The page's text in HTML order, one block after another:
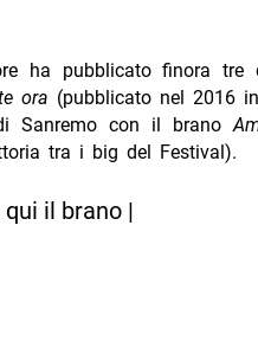
ha pubblicato finora tre
ora (pubblicato nel 2016
Sanremo con il brano
tra i big del Festival).
il brano |